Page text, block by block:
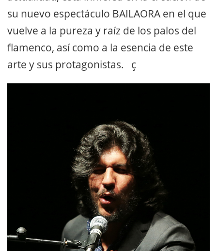
su nuevo espectáculo BAILAORA en el que
vuelve a la pureza y raíz de los palos del
flamenco, así como a la esencia de este
arte y sus protagonistas. ç